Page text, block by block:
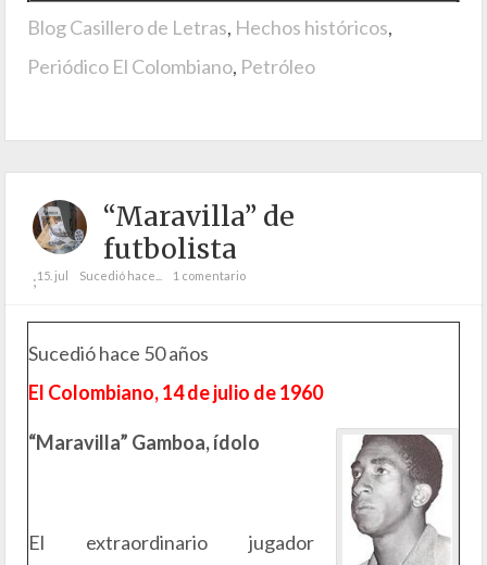
Blog Casillero de Letras, Hechos históricos,
Periódico El Colombiano, Petróleo
“Maravilla” de
futbolista
;15. jul Sucedió hace... 1 comentario
Sucedió hace 50 años
El Colombiano, 14 de julio de 1960
“Maravilla” Gamboa, ídolo
El extraordinario jugador